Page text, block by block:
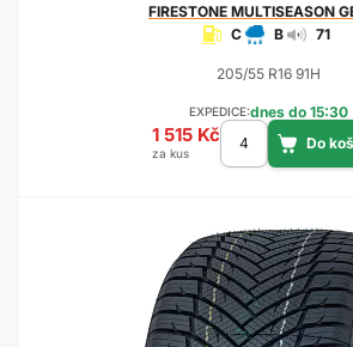
FIRESTONE MULTISEASON
C
B 71
205/55 R16 91H
EXPEDICE:dnes do 15:30
1 515 Kč
za kus